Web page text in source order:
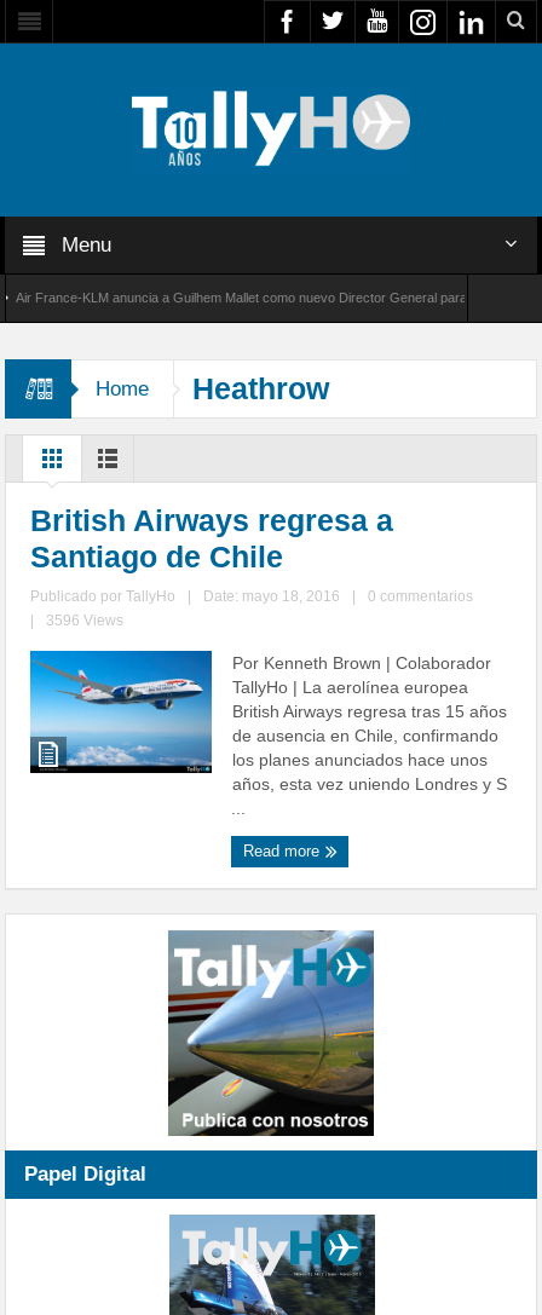
Menu
France-KLM anuncia a Guilhem Mallet como nuevo Director General para América Latina
Home Heathrow
British Airways regresa a
Santiago de Chile
Publicado porTallyHo Date: mayo 18, 2016
0 commentarios
3596 Views
Por Kenneth Brown | Colaborador
TallyHo | La aerolínea europea
British Airways regresa tras 15 años
de ausencia en Chile, confirmando
los planes anunciados hace unos
años, esta vez uniendo Londres y S
...
Read more
Papel Digital